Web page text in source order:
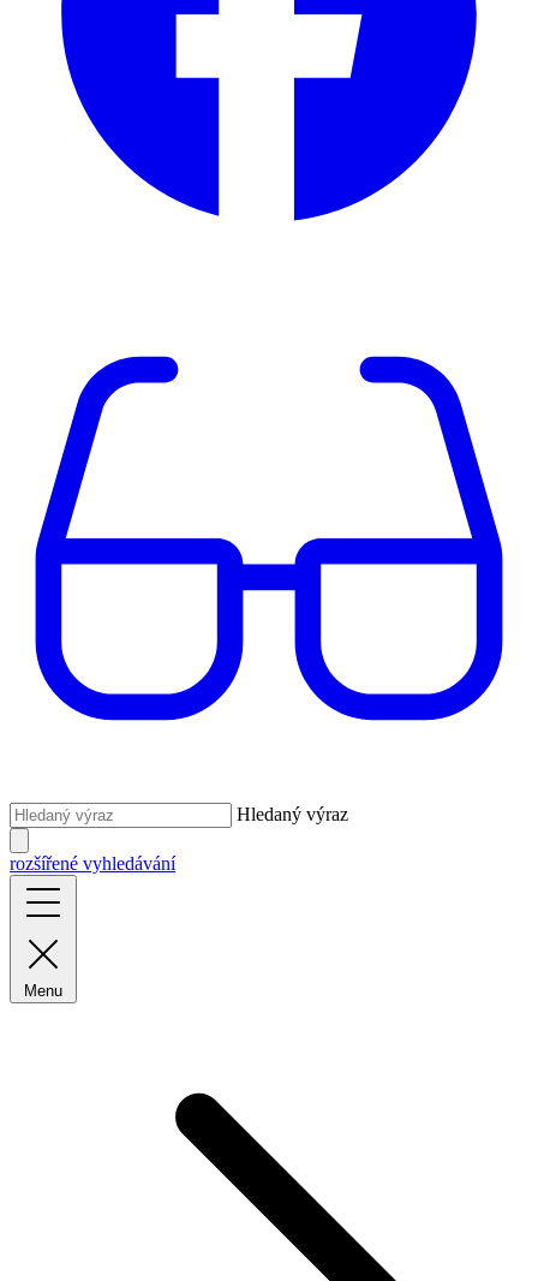
Hledaný výraz
rozšířené vyhledávání
Menu